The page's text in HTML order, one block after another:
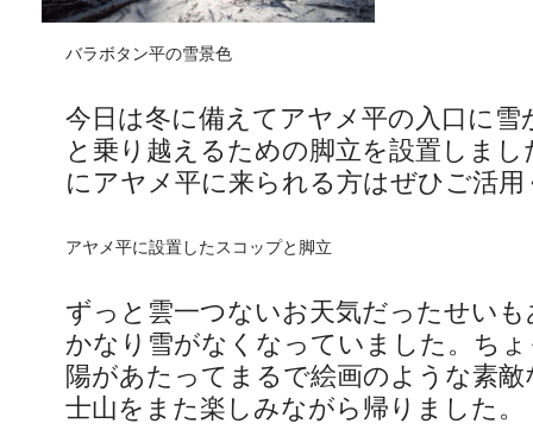
バラボタン平の雪景色
今日は冬に備えてアヤメ平の入口に
と乗り越えるための脚立を設置しまし
にアヤメ平に来られる方はぜひご活
アヤメ平に設置したスコップと脚立
ずっと雲一つないお天気だったせい
かなり雪がなくなっていました。ち
陽があたってまるで絵画のような素
士山をまた楽しみながら帰りました。